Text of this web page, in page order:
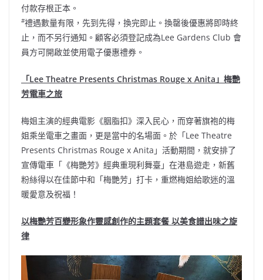
付款存根正本。
#禮遇數量有限，先到先得，換完即止。換罄後優惠將即時終
止，而不另行通知。顧客必須登記成為Lee Gardens Club 會
員方可開啟並使用電子優惠禮券。
「Lee Theatre Presents Christmas Rouge x Anita」梅艷
芳電車之旅
梅姐主演的經典電影《胭脂扣》深入民心，而穿著旗袍的梅
姐乘坐電車之畫面，更是當中的名場面。於「Lee Theatre
Presents Christmas Rouge x Anita」活動期間，就安排了
宣傳電車「《梅艷芳》經典重現利舞臺」在港島遊走，新舊
粉絲得以在佳節中和「梅艷芳」打卡，重燃梅姐給歌迷的溫
暖愛意及祝福！
以梅艷芳百變形象作靈感創作的主題套餐 以美食譜出味之旋
律